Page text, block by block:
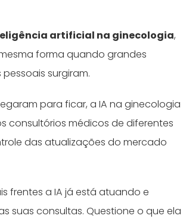
artificial na ginecologia,
forma quando grandes
surgiram.
para ficar, a IA na ginecologia
consultórios médicos de diferentes
das atualizações do mercado
frentes a IA já está atuando e
suas consultas. Questione o que ela